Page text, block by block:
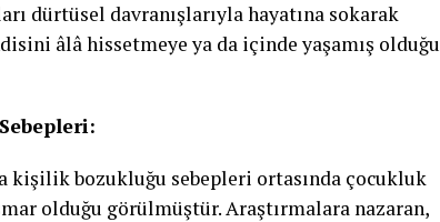
dürtüsel davranışlarıyla hayatına sokarak
âlâ hissetmeye ya da içinde yaşamış olduğu
kişilik bozukluğu sebepleri ortasında çocukluk
olduğu görülmüştür. Araştırmalara nazaran,